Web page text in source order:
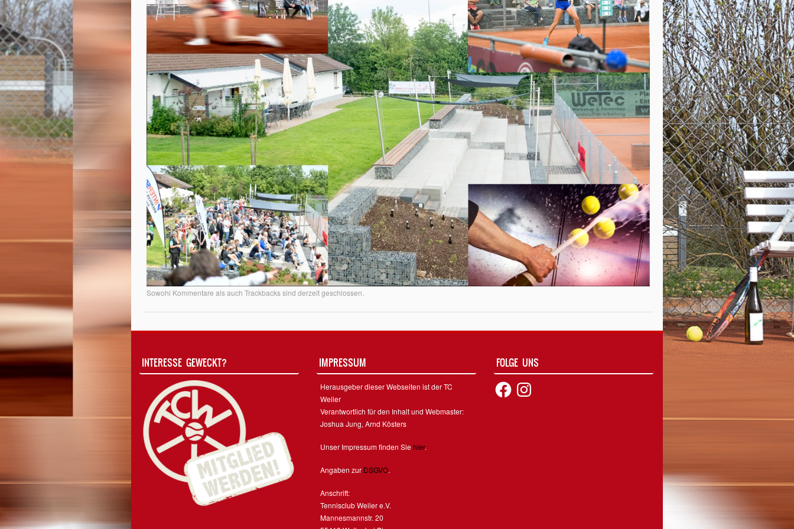
Sowohl Kommentare als auch Trackbacks sind derzeit geschlossen.
INTERESSE GEWECKT? IMPRESSUM
Herausgeber dieser Webseiten ist der TC
Weiler
Verantwortlich für den Inhalt und Webmaster:
Joshua Jung, Arnd Kösters
Unser Impressum finden Siehier.
Angaben zur DSGVO.
Anschrift:
Tennisclub Weiler e.V.
Mannesmannstr. 20
FOLGE UNS
FacebookInstagram